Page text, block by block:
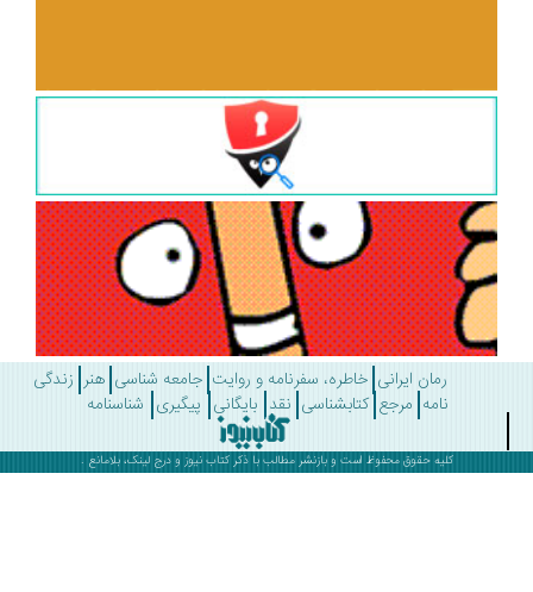
رمان ایرانی خاطره، سفرنامه و روایت جامعه شناسی هنر زندگی
مرجع کتابشناسی نقد بایگانی پیگیری شناسنامه
کلیه حقوق محفوظ است و بازنشر مطالب با ذکرکتاب نیوز و درج لینک، بلامانع .